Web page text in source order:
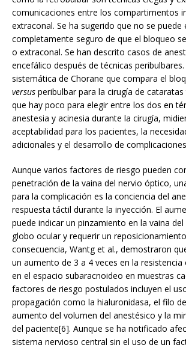
comunicaciones entre los compartimentos
extraconal. Se ha sugerido que no se puede
completamente seguro de que el bloqueo
o extraconal. Se han descrito casos de
encefálico después de técnicas
sistemática de Chorane que compara el
versus peribulbar para la cirugía de
que hay poco para elegir entre los dos en
anestesia y acinesia durante la cirugía,
aceptabilidad para los pacientes, la
adicionales y el desarrollo de
Aunque varios factores de riesgo pueden
penetración de la vaina del nervio óptico,
para la complicación es la conciencia del
respuesta táctil durante la inyección. El
puede indicar un pinzamiento en la vaina
globo ocular y requerir un
consecuencia, Wantg et al., demostraron
un aumento de 3 a 4 veces en la resistencia
en el espacio subaracnoideo en muestras
factores de riesgo postulados incluyen el
propagación como la hialuronidasa, el filo
aumento del volumen del anestésico y la
del paciente[6]. Aunque se ha notificado
sistema nervioso central sin el uso de un